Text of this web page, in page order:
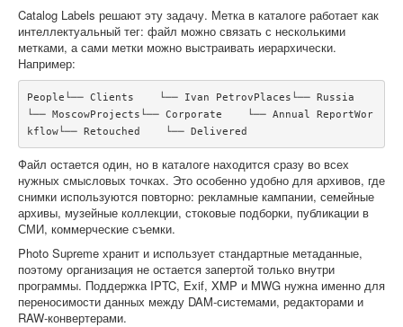
Catalog Labels решают эту задачу. Метка в каталоге работает как
интеллектуальный тег: файл можно связать с несколькими
метками, а сами метки можно выстраивать иерархически.
Например:
People└── Clients    └── Ivan PetrovPlaces└── Russia
└── MoscowProjects└── Corporate    └── Annual ReportWor
kflow└── Retouched    └── Delivered
Файл остается один, но в каталоге находится сразу во всех
нужных смысловых точках. Это особенно удобно для архивов, где
снимки используются повторно: рекламные кампании, семейные
архивы, музейные коллекции, стоковые подборки, публикации в
СМИ, коммерческие съемки.
Photo Supreme хранит и использует стандартные метаданные,
поэтому организация не остается запертой только внутри
программы. Поддержка IPTC, Exif, XMP и MWG нужна именно для
переносимости данных между DAM-системами, редакторами и
RAW-конвертерами.